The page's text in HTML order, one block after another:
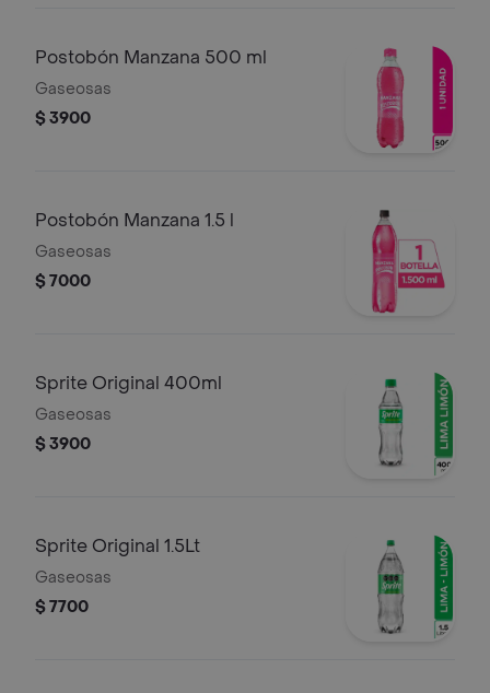
Postobón Manzana 500 ml
Gaseosas
$ 3900
Postobón Manzana 1.5 l
Gaseosas
$ 7000
Sprite Original 400ml
Gaseosas
$ 3900
Sprite Original 1.5Lt
Gaseosas
$ 7700